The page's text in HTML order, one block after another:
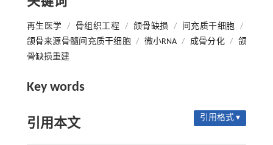
再生医学 / 骨组织工程 / 颌骨缺损 / 间充质干细胞
/
颌骨来源骨髓间充质干细胞 / 微小RNA / 成骨分化 / 颌
骨缺损重建
Key words
引用本文 引用格式 ▾